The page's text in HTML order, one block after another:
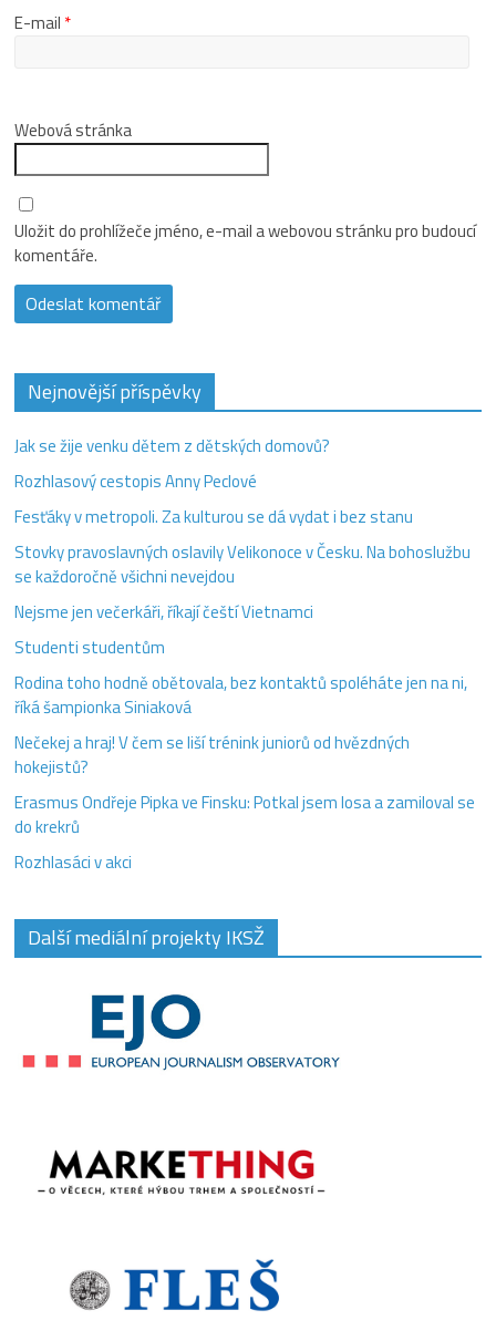
E-mail *
Webová stránka
Uložit do prohlížeče jméno, e-mail a webovou stránku pro budoucí
komentáře.
Nejnovější příspěvky
Jak se žije venku dětem z dětských domovů?
Rozhlasový cestopis Anny Peclové
Fesťáky v metropoli. Za kulturou se dá vydat i bez stanu
Stovky pravoslavných oslavily Velikonoce v Česku. Na bohoslužbu
se každoročně všichni nevejdou
Nejsme jen večerkáři, říkají čeští Vietnamci
Studenti studentům
Rodina toho hodně obětovala, bez kontaktů spoléháte jen na ni,
říká šampionka Siniaková
Nečekej a hraj! V čem se liší trénink juniorů od hvězdných
hokejistů?
Erasmus Ondřeje Pipka ve Finsku: Potkal jsem losa a zamiloval se
do krekrů
Rozhlasáci v akci
Další mediální projekty IKSŽ